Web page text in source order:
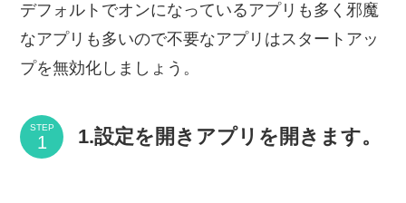
デフォルトでオンになっているアプリも多く邪魔
なアプリも多いので不要なアプリはスタートアッ
プを無効化しましょう。
STEP 1.設定を開きアプリを開きます。